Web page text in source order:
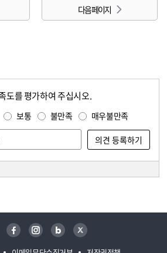
다음 페이지
도를 평가하여 주십시오.
보통 불만족 매우불만족
페이스북 인스타그램 블로그 트위터